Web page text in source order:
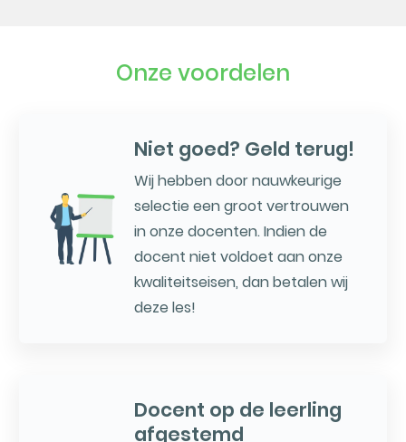
Onze voordelen
Niet goed? Geld terug!
Wij hebben door nauwkeurige
selectie een groot vertrouwen
in onze docenten. Indien de
docent niet voldoet aan onze
kwaliteitseisen, dan betalen wij
deze les!
Docent op de leerling
afgestemd